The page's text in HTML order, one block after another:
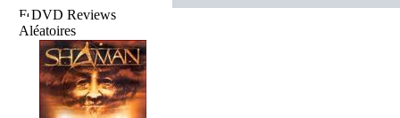
DVD Reviews
Aléatoires